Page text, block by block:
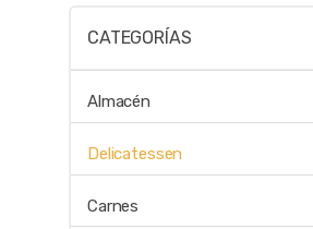
CATEGORÍAS
Almacén
Delicatessen
Carnes